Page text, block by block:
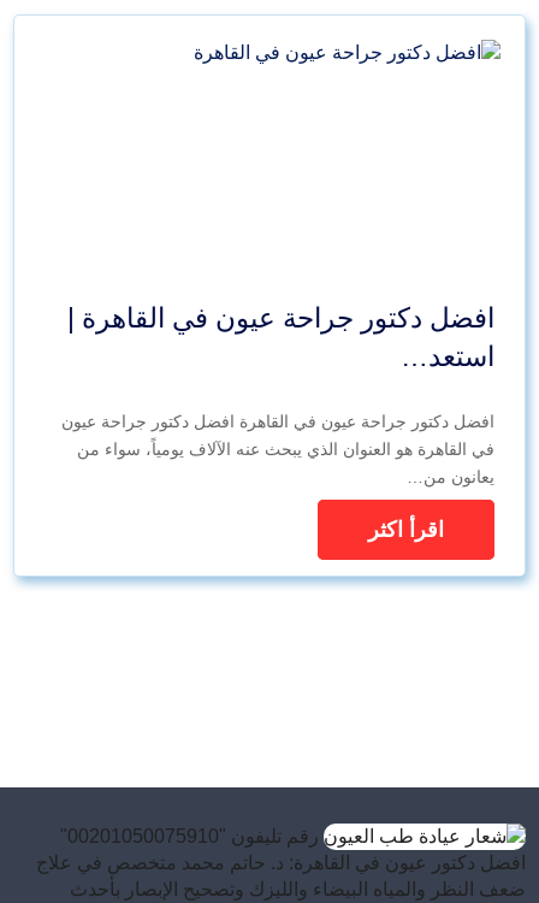
افضل دكتور جراحة عيون في القاهرة |
استعد…
افضل دكتور جراحة عيون في القاهرة افضل دكتور جراحة عيون
في القاهرة هو العنوان الذي يبحث عنه الآلاف يومياً، سواء من
يعانون من…
اقرأ اكثر
رقم تليفون "00201050075910"
افضل دكتور عيون في القاهرة: د. حاتم محمد متخصص في علاج
ضعف النظر والمياه البيضاء والليزك وتصحيح الإبصار بأحدث